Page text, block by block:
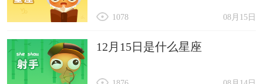
08月15日
1078
12月15日是什么星座